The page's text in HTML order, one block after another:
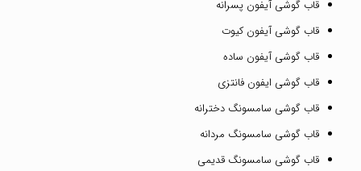
قاب گوشی آیفون پسرانه
قاب گوشی آیفون کیوت
قاب گوشی آیفون ساده
قاب گوشی ایفون فانتزی
قاب گوشی سامسونگ دخترانه
قاب گوشی سامسونگ مردانه
قاب گوشی سامسونگ قدیمی